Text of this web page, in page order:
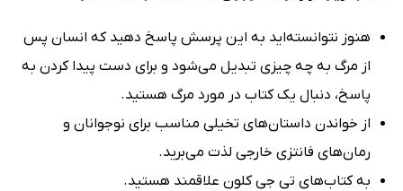
هنوز نتوانسته‌اید به این پرسش پاسخ دهید که انسان پس
از مرگ به چه چیزی تبدیل می‌شود و برای دست پیدا کردن به
پاسخ، دنبال یک کتاب در مورد مرگ هستید.
از خواندن داستان‌های تخیلی مناسب برای نوجوانان و
رمان‌های فانتزی خارجی لذت می‌برید.
به کتاب‌های تی جی کلون علاقمند هستید.